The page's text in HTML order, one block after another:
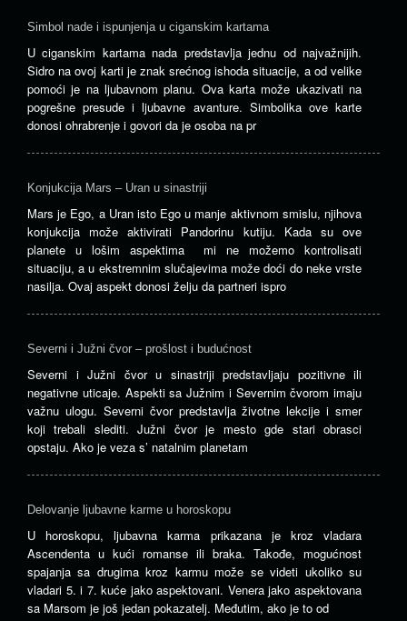
Simbol nade i ispunjenja u ciganskim kartama
U ciganskim kartama nada predstavlja jednu od najvažnijih.
Sidro na ovoj karti je znak srećnog ishoda situacije, a od velike
pomoći je na ljubavnom planu. Ova karta može ukazivati na
pogrešne presude i ljubavne avanture. Simbolika ove karte
donosi ohrabrenje i govori da je osoba na pr
Konjukcija Mars – Uran u sinastriji
Mars je Ego, a Uran isto Ego u manje aktivnom smislu, njihova
konjukcija može aktivirati Pandorinu kutiju. Kada su ove
planete u lošim aspektima mi ne možemo kontrolisati
situaciju, a u ekstremnim slučajevima može doći do neke vrste
nasilja. Ovaj aspekt donosi želju da partneri ispro
Severni i Južni čvor – prošlost i budućnost
Severni i Južni čvor u sinastriji predstavljaju pozitivne ili
negativne uticaje. Aspekti sa Južnim i Severnim čvorom imaju
važnu ulogu. Severni čvor predstavlja životne lekcije i smer
koji trebali slediti. Južni čvor je mesto gde stari obrasci
opstaju. Ako je veza s’ natalnim planetam
Delovanje ljubavne karme u horoskopu
U horoskopu, ljubavna karma prikazana je kroz vladara
Ascendenta u kući romanse ili braka. Takođe, mogućnost
spajanja sa drugima kroz karmu može se videti ukoliko su
vladari 5. i 7. kuće jako aspektovani. Venera jako aspektovana
sa Marsom je još jedan pokazatelj. Međutim, ako je to od